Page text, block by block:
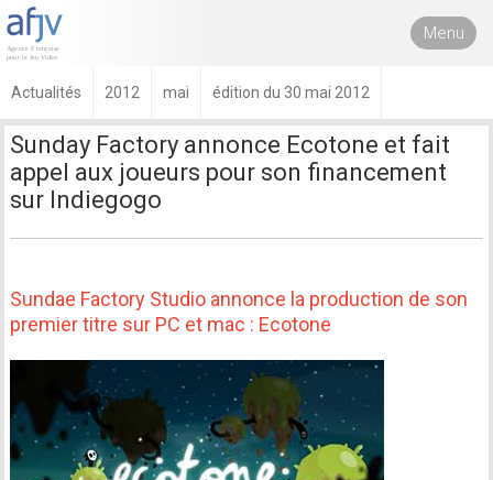
Menu
Actualités 2012 mai édition du 30 mai 2012
Sunday Factory annonce Ecotone et fait
appel aux joueurs pour son financement
sur Indiegogo
Sundae Factory Studio annonce la production de son
premier titre sur PC et mac : Ecotone